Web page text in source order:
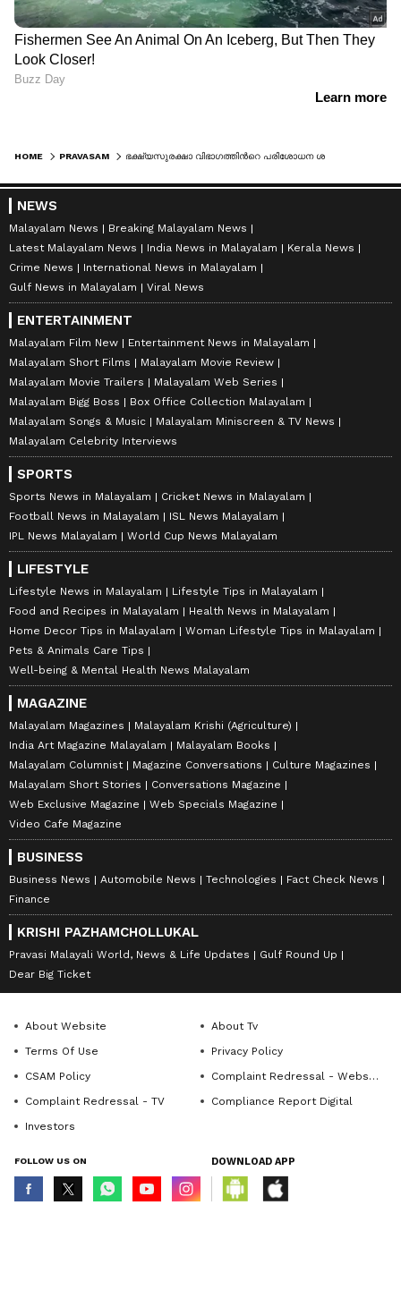
HOME PRAVASAM
NEWS
Malayalam News
Breaking Malayalam News
Latest Malayalam News
India News in Malayalam
Kerala News
Crime News
International News in Malayalam
Gulf News in Malayalam
Viral News
ENTERTAINMENT
Malayalam Film New
Entertainment News in Malayalam
Malayalam Short Films
Malayalam Movie Review
Malayalam Movie Trailers
Malayalam Web Series
Malayalam Bigg Boss
Box Office Collection Malayalam
Malayalam Songs & Music
Malayalam Miniscreen & TV News
Malayalam Celebrity Interviews
SPORTS
Sports News in Malayalam
Cricket News in Malayalam
Football News in Malayalam
ISL News Malayalam
IPL News Malayalam
World Cup News Malayalam
LIFESTYLE
Lifestyle News in Malayalam
Lifestyle Tips in Malayalam
Food and Recipes in Malayalam
Health News in Malayalam
Home Decor Tips in Malayalam
Woman Lifestyle Tips in Malayalam
Pets & Animals Care Tips
Well-being & Mental Health News Malayalam
MAGAZINE
Malayalam Magazines
Malayalam Krishi (Agriculture)
India Art Magazine Malayalam
Malayalam Books
Malayalam Columnist
Magazine Conversations
Culture Magazines
Malayalam Short Stories
Conversations Magazine
Web Exclusive Magazine
Web Specials Magazine
Video Cafe Magazine
BUSINESS
Business News Automobile News Technologies
Fact Check News
Finance
KRISHI PAZHAMCHOLLUKAL
Pravasi Malayali World, News & Life Updates
Gulf Round Up
Dear Big Ticket
About Website
About Tv
Terms Of Use
Privacy Policy
CSAM Policy
Complaint Redressal - Website
Complaint Redressal - TV
Compliance Report Digital
Investors
FOLLOW US ON DOWNLOAD APP